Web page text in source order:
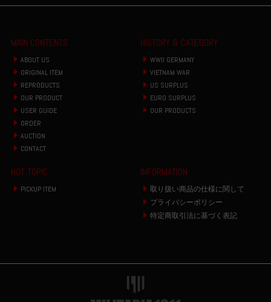
MAIN CONTENTS
ABOUT US
ORIGINAL ITEM
REPRODUCTS
OUR PRODUCT
USER GUIDE
ORDER
AUCTION
CONTACT
HISTORY & CATEGORY
WWII GERMANY
VIETNAM WAR
US SURPLUS
EURO SURPLUS
OUR PRODUCTS
HOT TOPIC
PICKUP ITEM
INFORMATION
取り扱い商品の仕様に関して
プライバシーポリシー
特定商取引法に基づく表記